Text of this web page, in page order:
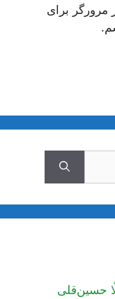
مرورگر برای
حسین‌قلی